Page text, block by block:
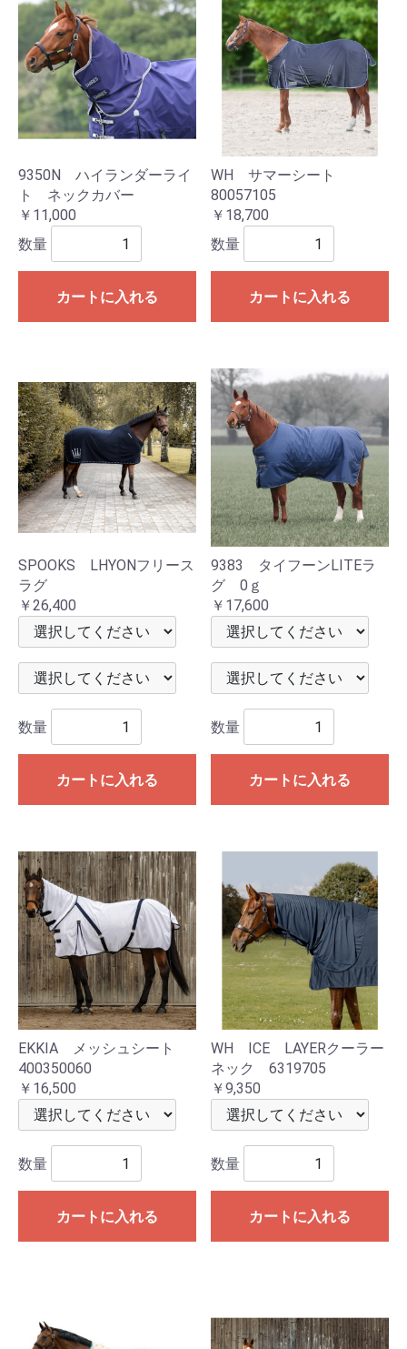
9350N ハイランダーライ
ト ネックカバー
￥11,000
数量
カートに入れる
WH サマーシート
80057105
￥18,700
数量
カートに入れる
SPOOKS LHYONフリース
ラグ
￥26,400
数量
カートに入れる
9383 タイフーンLITEラ
グ 0ｇ
￥17,600
数量
カートに入れる
EKKIA メッシュシート
400350060
￥16,500
数量
カートに入れる
WH ICE LAYERクーラー
ネック 6319705
￥9,350
数量
カートに入れる